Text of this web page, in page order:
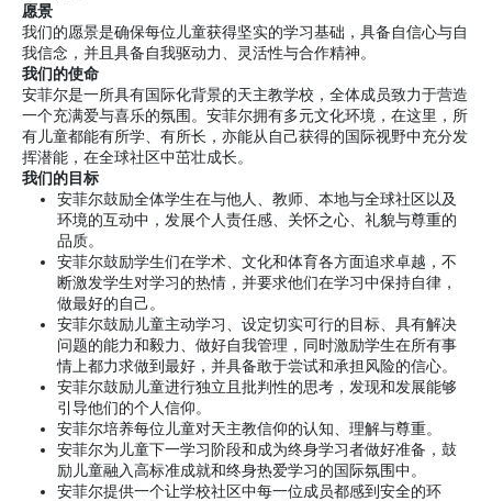
愿景
我们的愿景是确保每位儿童获得坚实的学习基础，具备自信心与自
我信念，并且具备自我驱动力、灵活性与合作精神。
我们的使命
安菲尔是一所具有国际化背景的天主教学校，全体成员致力于营造
一个充满爱与喜乐的氛围。安菲尔拥有多元文化环境，在这里，所
有儿童都能有所学、有所长，亦能从自己获得的国际视野中充分发
挥潜能，在全球社区中茁壮成长。
我们的目标
安菲尔鼓励全体学生在与他人、教师、本地与全球社区以及
环境的互动中，发展个人责任感、关怀之心、礼貌与尊重的
品质。
安菲尔鼓励学生们在学术、文化和体育各方面追求卓越，不
断激发学生对学习的热情，并要求他们在学习中保持自律，
做最好的自己。
安菲尔鼓励儿童主动学习、设定切实可行的目标、具有解决
问题的能力和毅力、做好自我管理，同时激励学生在所有事
情上都力求做到最好，并具备敢于尝试和承担风险的信心。
安菲尔鼓励儿童进行独立且批判性的思考，发现和发展能够
引导他们的个人信仰。
安菲尔培养每位儿童对天主教信仰的认知、理解与尊重。
安菲尔为儿童下一学习阶段和成为终身学习者做好准备，鼓
励儿童融入高标准成就和终身热爱学习的国际氛围中。
安菲尔提供一个让学校社区中每一位成员都感到安全的环